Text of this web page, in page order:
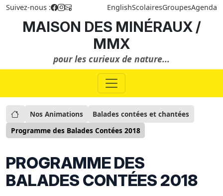
Suivez-nous : EnglishScolairesGroupesAgenda
MAISON DES MINÉRAUX /
MMX
pour les curieux de nature...
Nos Animations
Balades contées et chantées
Programme des Balades Contées 2018
PROGRAMME DES
BALADES CONTÉES 2018